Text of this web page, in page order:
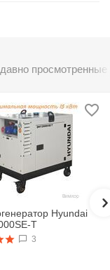
просмотренные
Hyundai
T
3